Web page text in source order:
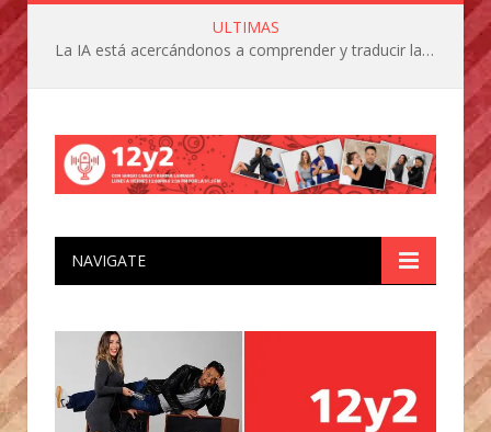
ULTIMAS
La IA está acercándonos a comprender y traducir las vocalizaciones y comportamientos de nuestras mascotas
NAVIGATE